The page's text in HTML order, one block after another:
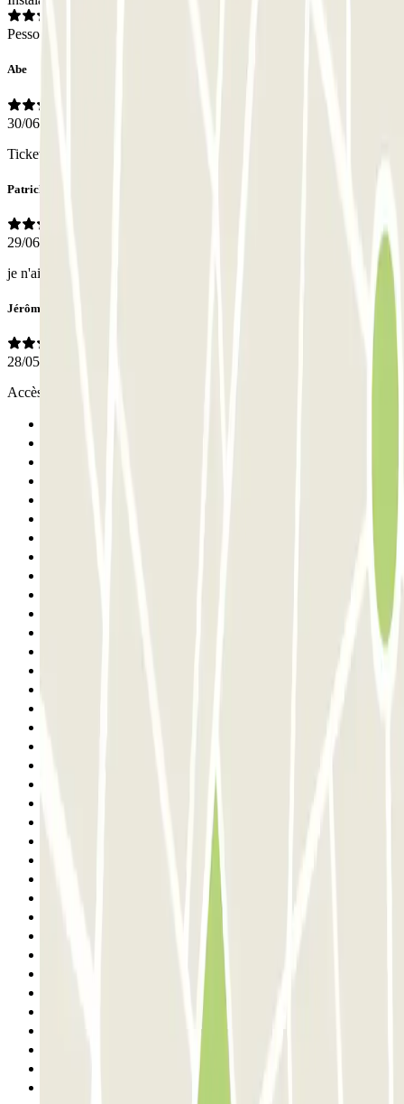
Pessoal
Abe
30/06/2026
Ticket werkte niet
Patrick
29/06/2026
je n'ai eu besoin de personne
Jérôme
28/05/2026
Accès facile et très propre